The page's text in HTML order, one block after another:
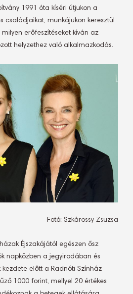
1991 óta kíséri útjukon a
családjaikat, munkájukon keresztül
erőfeszítéseket kíván az
helyzethez való alkalmazkodás.
Fotó: Szkárossy Zsuzsa
Éjszakájától egészen ősz
napközben a jegyirodában és
kezdete előtt a Radnóti Színház
1000 forint, mellyel 20 értékes